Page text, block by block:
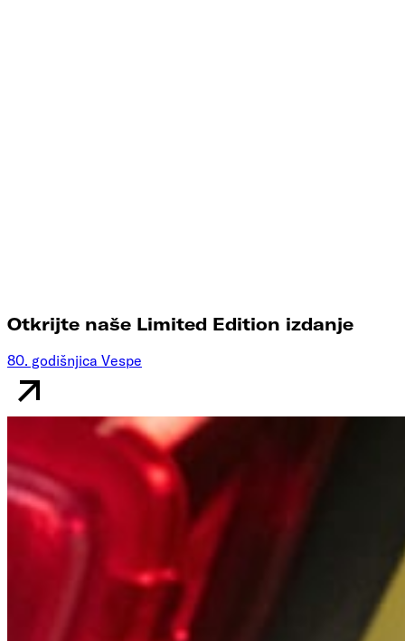
Otkrijte naše Limited Edition izdanje
80. godišnjica Vespe